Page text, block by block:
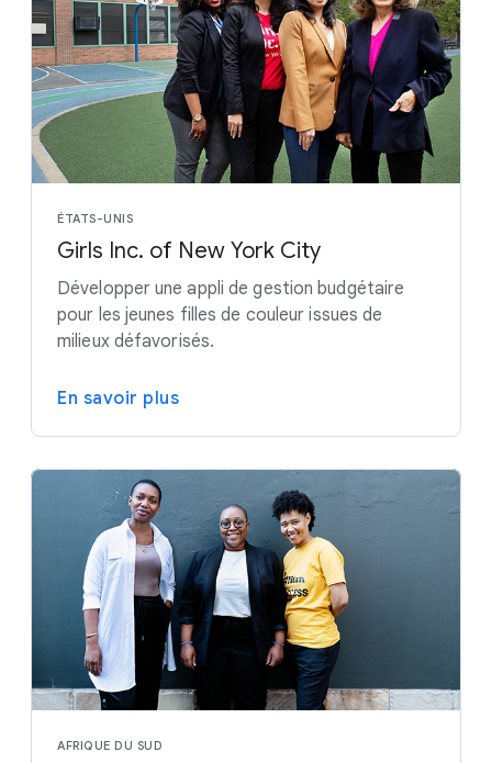
ÉTATS-UNIS
Girls Inc. of New York City
Développer une appli de gestion budgétaire
pour les jeunes filles de couleur issues de
milieux défavorisés.
En savoir plus
AFRIQUE DU SUD